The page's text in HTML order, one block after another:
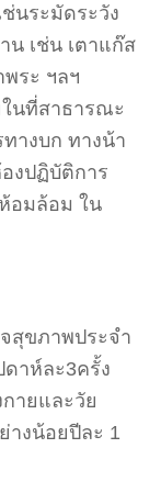
ช่นระมัดระวัง
น เช่น เตาแก๊ส
ระ ฯลฯ
นที่สาธารณะ
างบก ทางน้า
งปฏิบัติการ
อมล้อม ใน
สุขภาพประจำ
าห์ละ3ครั้ง
ายและวัย
างน้อยปีละ 1